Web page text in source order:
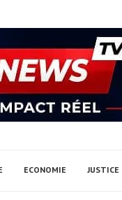
ECONOMIE JUSTICE